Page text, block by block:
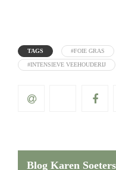
TAGS #FOIE GRAS
#INTENSIEVE VEEHOUDERIJ
Blog Karen Soeters